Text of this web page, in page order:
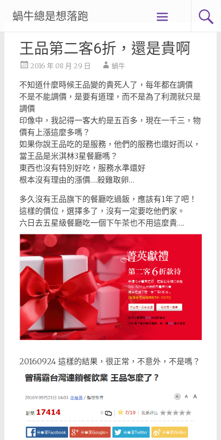
content
蝸牛總是想落跑
王品第二客6折，還是貴啊
2016 年 08 月 29 日 蝸牛
不知道什麼時候王品變的貴死人了，每年都在調價
不是不能調價，是要有道理，而不是為了利潤就只是
調價
印像中，我記得一客大約是五百多，現在一千三，物
價有上漲這麼多嗎？
如果你說王品吃的是服務，他們的服務也還好而以，
當王品是米淇林3星餐廳嗎？
東西也沒有特別好吃，服務水準還好
根本沒有理由的漲價….殺雞取卵…
多久沒有王品旗下的餐廳吃過飯，應該有1年了吧！
這樣的價位，選擇多了，沒有一定要吃他們家。
六日去五星級餐廳吃一個下午茶也不用這麼貴….
20160924 這樣的結果，很正常，不意外，不是嗎？